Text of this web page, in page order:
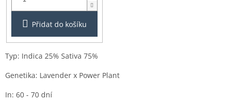
Přidat do košíku
Typ: Indica 25% Sativa 75%
Genetika: Lavender x Power Plant
In: 60 - 70 dní